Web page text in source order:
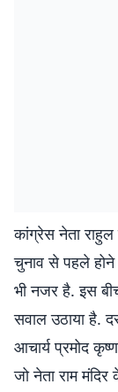
कांग्रेस नेता राहुल
चुनाव से पहले होने
भी नजर है. इस
सवाल उठाया है.
आचार्य प्रमोद
जो नेता राम